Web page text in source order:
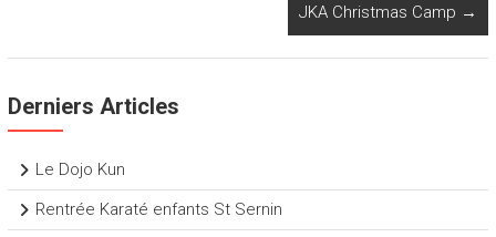
JKA Christmas Camp →
Derniers Articles
Le Dojo Kun
Rentrée Karaté enfants St Sernin